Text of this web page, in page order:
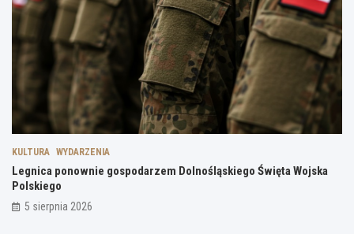
KULTURA WYDARZENIA
Legnica ponownie gospodarzem Dolnośląskiego Święta Wojska
Polskiego
5 sierpnia 2026